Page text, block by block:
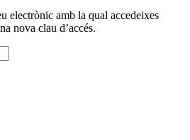
electrònic amb la qual accedeixes
nova clau d’accés.